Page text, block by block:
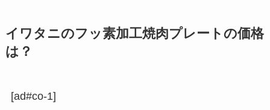
イワタニのフッ素加工焼肉プレートの価格
は？
[ad#co-1]